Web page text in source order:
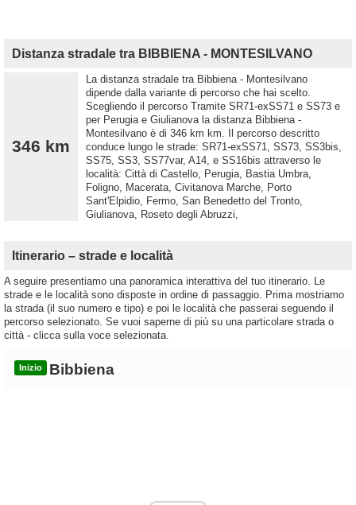
Distanza stradale tra BIBBIENA - MONTESILVANO
346 km
La distanza stradale tra Bibbiena - Montesilvano
dipende dalla variante di percorso che hai scelto.
Scegliendo il percorso Tramite SR71-exSS71 e SS73 e
per Perugia e Giulianova la distanza Bibbiena -
Montesilvano è di 346 km km. Il percorso descritto
conduce lungo le strade: SR71-exSS71, SS73, SS3bis,
SS75, SS3, SS77var, A14, e SS16bis attraverso le
località: Città di Castello, Perugia, Bastia Umbra,
Foligno, Macerata, Civitanova Marche, Porto
Sant'Elpidio, Fermo, San Benedetto del Tronto,
Giulianova, Roseto degli Abruzzi,
Itinerario – strade e località
A seguire presentiamo una panoramica interattiva del tuo itinerario. Le
strade e le località sono disposte in ordine di passaggio. Prima mostriamo
la strada (il suo numero e tipo) e poi le località che passerai seguendo il
percorso selezionato. Se vuoi saperne di più su una particolare strada o
città - clicca sulla voce selezionata.
Inizio Bibbiena